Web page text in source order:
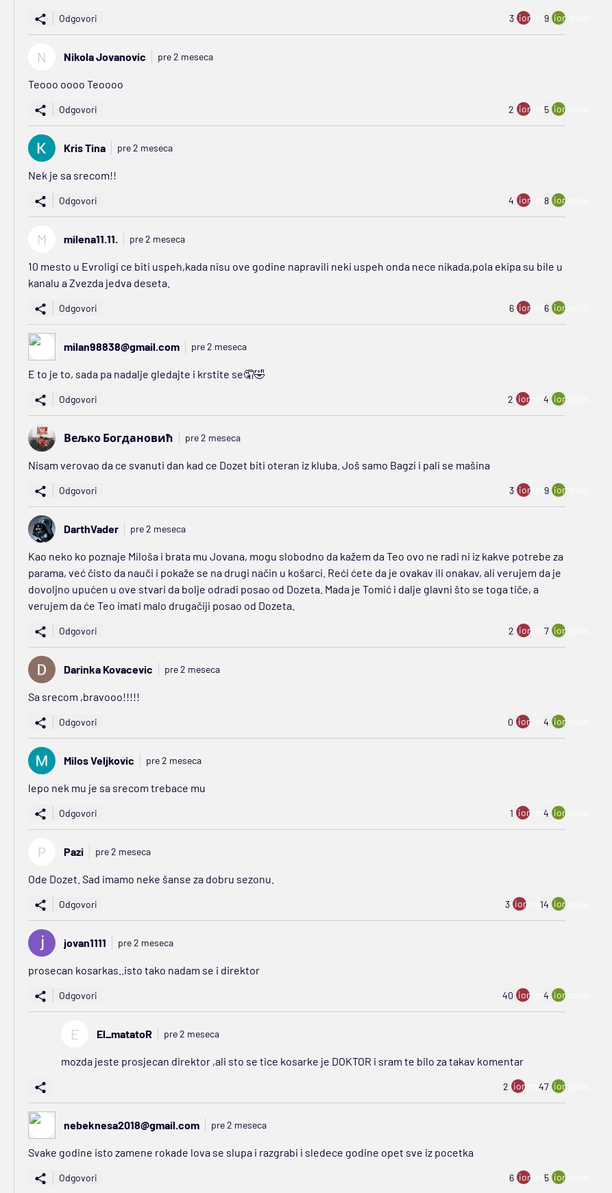
Odgovori 3 ion:minus
9 ion:plus
N Nikola Jovanovic pre 2 meseca
Teooo oooo Teoooo
Odgovori 2 ion:minus
5 ion:plus
Kris Tina pre 2 meseca
Nek je sa srecom!!
Odgovori 4 ion:minus
8 ion:plus
M milena11.11. pre 2 meseca
10 mesto u Evroligi ce biti uspeh,kada nisu ove godine napravili neki uspeh onda nece nikada,pola ekipa su bile u
kanalu a Zvezda jedva deseta.
Odgovori 6 ion:minus
6 ion:plus
milan98838@gmail.com pre 2 meseca
E to je to, sada pa nadalje gledajte i krstite se🤦🤣
Odgovori 2 ion:minus
4 ion:plus
Вељко Богдановић pre 2 meseca
Nisam verovao da ce svanuti dan kad ce Dozet biti oteran iz kluba. Još samo Bagzi i pali se mašina
Odgovori 3 ion:minus
9 ion:plus
DarthVader pre 2 meseca
Kao neko ko poznaje Miloša i brata mu Jovana, mogu slobodno da kažem da Teo ovo ne radi ni iz kakve potrebe za
parama, već čisto da nauči i pokaže se na drugi način u košarci. Reći ćete da je ovakav ili onakav, ali verujem da je
dovoljno upućen u ove stvari da bolje odradi posao od Dozeta. Mada je Tomić i dalje glavni što se toga tiče, a
verujem da će Teo imati malo drugačiji posao od Dozeta.
Odgovori 2 ion:minus
7 ion:plus
Darinka Kovacevic pre 2 meseca
Sa srecom ,bravooo!!!!!
Odgovori 0 ion:minus
4 ion:plus
Milos Veljkovic pre 2 meseca
lepo nek mu je sa srecom trebace mu
Odgovori 1 ion:minus
4 ion:plus
P Pazi pre 2 meseca
Ode Dozet. Sad imamo neke šanse za dobru sezonu.
Odgovori 3 ion:minus
14 ion:plus
jovan1111 pre 2 meseca
prosecan kosarkas..isto tako nadam se i direktor
Odgovori 40 ion:minus
4 ion:plus
E El_matatoR pre 2 meseca
mozda jeste prosjecan direktor ,ali sto se tice kosarke je DOKTOR i sram te bilo za takav komentar
2 ion:minus
47 ion:plus
nebeknesa2018@gmail.com pre 2 meseca
Svake godine isto zamene rokade lova se slupa i razgrabi i sledece godine opet sve iz pocetka
Odgovori 6 ion:minus
5 ion:plus